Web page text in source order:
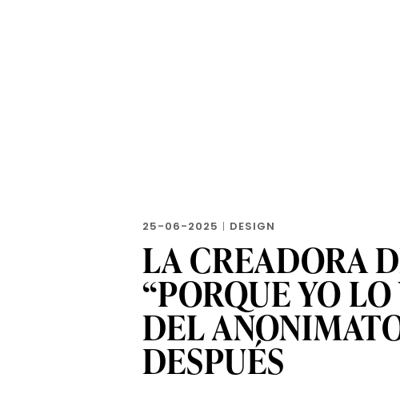
25-06-2025 | DESIGN
LA CREADORA
“PORQUE YO
DEL
DESPUÉS